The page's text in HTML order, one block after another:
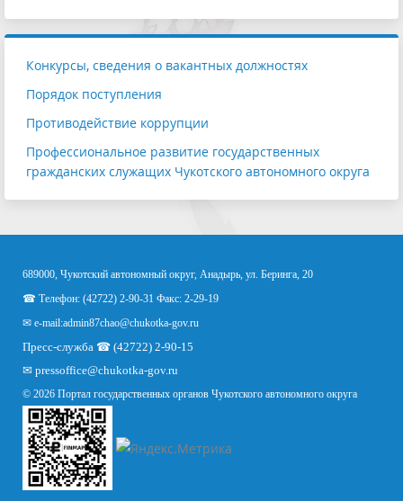
Конкурсы, сведения о вакантных должностях
Порядок поступления
Противодействие коррупции
Профессиональное развитие государственных
гражданских служащих Чукотского автономного округа
689000, Чукотский автономный округ, Анадырь, ул. Беринга, 20
☎ Телефон: (42722) 2-90-31 Факс: 2-29-19
✉ e-mail:admin87chao@chukotka-gov.ru
Пресс-служба ☎ (42722) 2-90-15
✉ pressoffice@chukotka-gov.ru
© 2026 Портал государственных органов Чукотского автономного округа